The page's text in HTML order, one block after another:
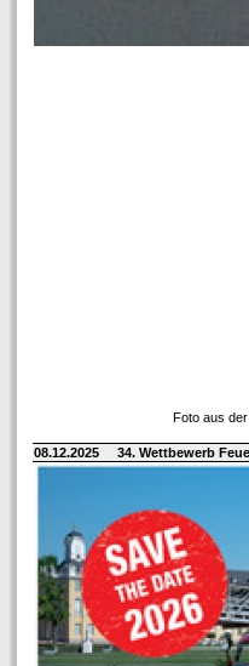
Foto aus
08.12.2025 34. Wettbewerb